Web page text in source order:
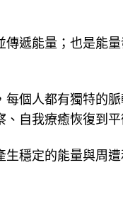
遞能量；也是能
每個人都有獨特的
自我療癒恢復到平
穩定的能量與周